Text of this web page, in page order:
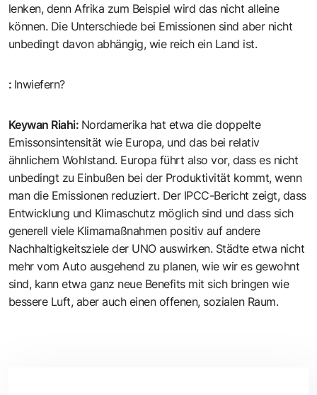
lenken, denn Afrika zum Beispiel wird das nicht alleine
können. Die Unterschiede bei Emissionen sind aber nicht
unbedingt davon abhängig, wie reich ein Land ist.
: Inwiefern?
Keywan Riahi: Nordamerika hat etwa die doppelte
Emissonsintensität wie Europa, und das bei relativ
ähnlichem Wohlstand. Europa führt also vor, dass es nicht
unbedingt zu Einbußen bei der Produktivität kommt, wenn
man die Emissionen reduziert. Der IPCC-Bericht zeigt, dass
Entwicklung und Klimaschutz möglich sind und dass sich
generell viele Klimamaßnahmen positiv auf andere
Nachhaltigkeitsziele der UNO auswirken. Städte etwa nicht
mehr vom Auto ausgehend zu planen, wie wir es gewohnt
sind, kann etwa ganz neue Benefits mit sich bringen wie
bessere Luft, aber auch einen offenen, sozialen Raum.